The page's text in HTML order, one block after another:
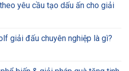
yêu cầu tạo dấu ấn cho giải
giải đấu chuyên nghiệp là gì?